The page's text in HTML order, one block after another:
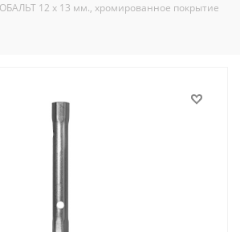
12 х 13 мм., хромированное покрытие